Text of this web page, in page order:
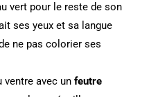
vert pour le reste de son
ses yeux et sa langue
ne pas colorier ses
ventre avec un feutre